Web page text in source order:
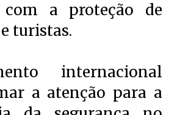
a proteção de
turistas.
internacional
a atenção para a